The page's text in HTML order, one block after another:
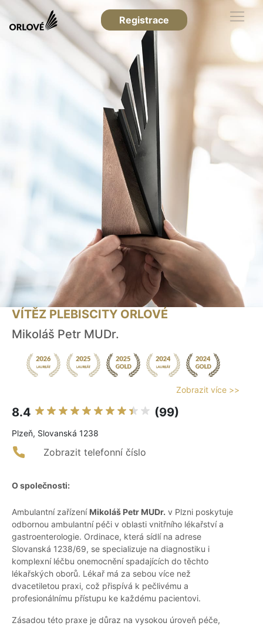
Registrace
VÍTĚZ PLEBISCITY ORLOVÉ
Mikoláš Petr MUDr.
Zobrazit více >>
8.4 (99)
Plzeň, Slovanská 1238
Zobrazit telefonní číslo
O společnosti:
Ambulantní zařízení Mikoláš Petr MUDr. v Plzni poskytuje
odbornou ambulantní péči v oblasti vnitřního lékařství a
gastroenterologie. Ordinace, která sídlí na adrese
Slovanská 1238/69, se specializuje na diagnostiku i
komplexní léčbu onemocnění spadajících do těchto
lékařských oborů. Lékař má za sebou více než
dvacetiletou praxi, což přispívá k pečlivému a
profesionálnímu přístupu ke každému pacientovi.
Zásadou této praxe je důraz na vysokou úroveň péče,